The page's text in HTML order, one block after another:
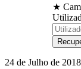
★
24 de Julho de 2018